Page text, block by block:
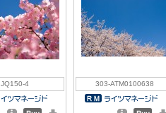
JQ150-4 303-ATM0100638